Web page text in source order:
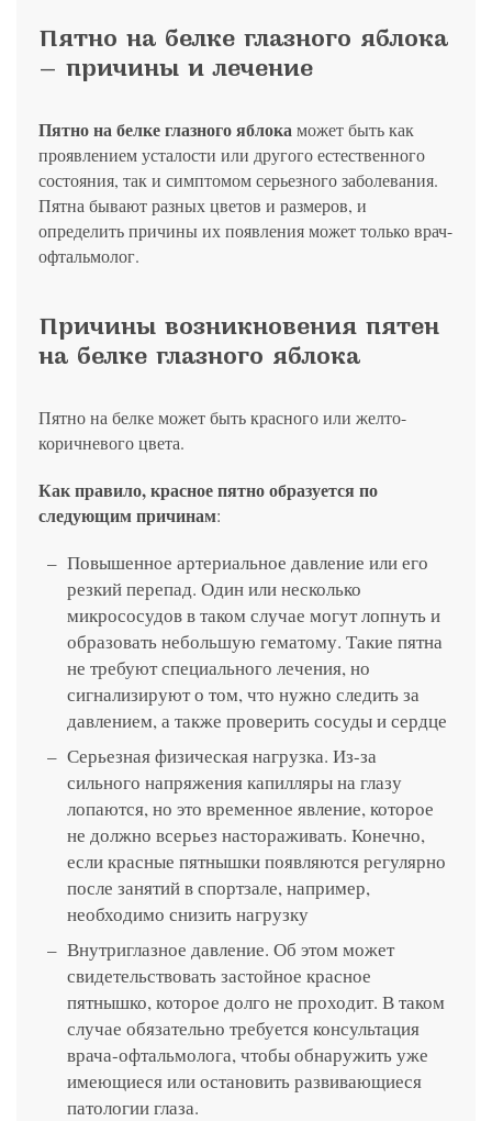
Пятно на белке глазного яблока
— причины и лечение
Пятно на белке глазного яблокаможет быть как
проявлением усталости или другого естественного
состояния, так и симптомом серьезного заболевания.
Пятна бывают разных цветов и размеров, и
определить причины их появления может только врач-
офтальмолог.
Причины возникновения пятен
на белке глазного яблока
Пятно на белке может быть красного или желто-
коричневого цвета.
Как правило, красное пятно образуется по
следующим причинам:
Повышенное артериальное давление или его
резкий перепад. Один или несколько
микрососудов в таком случае могут лопнуть и
образовать небольшую гематому. Такие пятна
не требуют специального лечения, но
сигнализируют о том, что нужно следить за
давлением, а также проверить сосуды и сердце
Серьезная физическая нагрузка. Из-за
сильного напряжения капилляры на глазу
лопаются, но это временное явление, которое
не должно всерьез настораживать. Конечно,
если красные пятнышки появляются регулярно
после занятий в спортзале, например,
необходимо снизить нагрузку
Внутриглазное давление. Об этом может
свидетельствовать застойное красное
пятнышко, которое долго не проходит. В таком
случае обязательно требуется консультация
врача-офтальмолога, чтобы обнаружить уже
имеющиеся или остановить развивающиеся
патологии глаза.
Yell ПроДокторов
Я соглашаюсь на получение рассылки в соответствии с ФЗ от
13.03.2006 №38-ФЗ на условиях и для целей, определенных
политикой конфиденциальности
Записаться
Консультация и прием у профессора
Беликовой Е.И.
политикой конфиденциальности
Отправить
13.03.2006 №38-ФЗ на условиях и для целей, определенных
Нажимая на кнопку «Отправить», вы даете согласие
на обработкуперсональных данных
Я соглашаюсь на получение рассылки в соответствии с ФЗ от
политикой конфиденциальности
Отправить